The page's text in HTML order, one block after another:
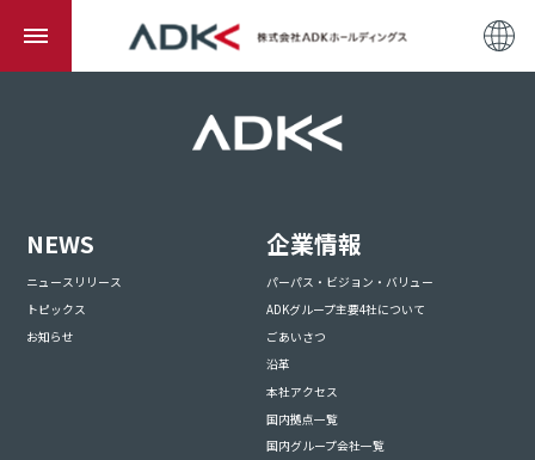
NEWS
ニュースリリース
トピックス
お知らせ
企業情報
パーパス・ビジョン・バリュー
ADKグループ主要4社について
ごあいさつ
沿革
本社アクセス
国内拠点一覧
国内グループ会社一覧